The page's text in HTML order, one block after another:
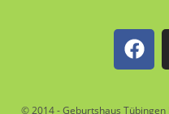
© 2014 - Geburtshaus